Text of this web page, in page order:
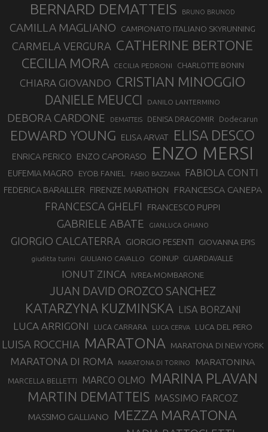
BERNARD DEMATTEIS BRUNO BRUNOD
CAMILLA MAGLIANO CAMPIONATO ITALIANO SKYRUNNING
CARMELA VERGURA CATHERINE BERTONE
CECILIA MORA CECILIA PEDRONI CHARLOTTE BONIN
CHIARA GIOVANDO CRISTIAN MINOGGIO
DANIELE MEUCCI DANILO LANTERMINO
DEBORA CARDONE DEMATTEIS DENISA DRAGOMIR Dodecarun
EDWARD YOUNG ELISA ARVAT ELISA DESCO
ENRICA PERICO ENZO CAPORASO ENZO MERSI
EUFEMIA MAGRO EYOB FANIEL FABIO BAZZANA FABIOLA CONTI
FEDERICA BARAILLER FIRENZE MARATHON FRANCESCA CANEPA
FRANCESCA GHELFI FRANCESCO PUPPI
GABRIELE ABATE GIANLUCA GHIANO
GIORGIO CALCATERRA GIORGIO PESENTI GIOVANNA EPIS
giuditta turini GIULIANO CAVALLO GOINUP GUARDAVALLE
IONUT ZINCA IVREA-MOMBARONE
JUAN DAVID OROZCO SANCHEZ
KATARZYNA KUZMINSKA LISA BORZANI
LUCA ARRIGONI LUCA CARRARA LUCA CERVA LUCA DEL PERO
LUISA ROCCHIA MARATONA MARATONA DI NEW YORK
MARATONA DI ROMA MARATONA DI TORINO MARATONINA
MARCELLA BELLETTI MARCO OLMO MARINA PLAVAN
MARTIN DEMATTEIS MASSIMO FARCOZ
MASSIMO GALLIANO MEZZA MARATONA